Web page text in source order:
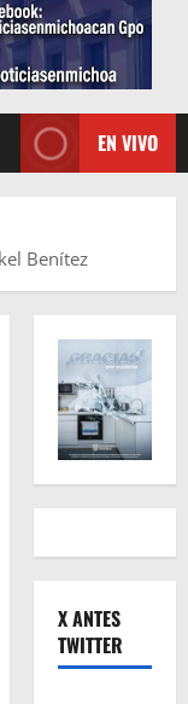
EN VIVO
Benítez
X ANTES
TWITTER